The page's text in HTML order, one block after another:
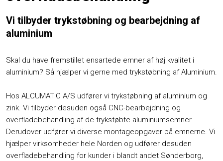
Vi tilbyder trykstøbning og bearbejdning af
aluminium
Skal du have fremstillet ensartede emner af høj kvalitet i
aluminium? Så hjælper vi gerne med trykstøbning af Aluminium.
Hos ALCUMATIC A/S udfører vi trykstøbning af aluminium og
zink. Vi tilbyder desuden også CNC-bearbejdning og
overfladebehandling af de trykstøbte aluminiumsemner.
Derudover udfører vi diverse montageopgaver på emnerne. Vi
hjælper virksomheder hele Norden og udfører desuden
overfladebehandling for kunder i blandt andet Sønderborg,